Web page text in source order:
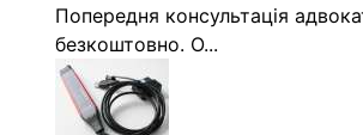
Попередня консультація
безкоштовно. О...